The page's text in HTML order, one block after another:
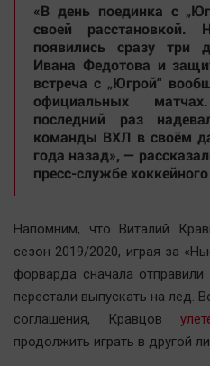
Курилка
Мнения
Спорт
Технологии
Отраслевые темы
Hедвижимость
Автомобили
XX век: криминальные уроки
Банки
Медиаграмотность
Медицина
«В день поединка с
своей расстановкой.
появились сразу три
Ивана Федотова и
встреча с „Югрой“
официальных
последний раз
команды ВХЛ в своём
года назад», —
пресс-службе
Напомним, что Виталий
сезон 2019/2020, играя за
форварда сначала
перестали выпускать на лед.
соглашения, Кравцов
продолжить играть в другой